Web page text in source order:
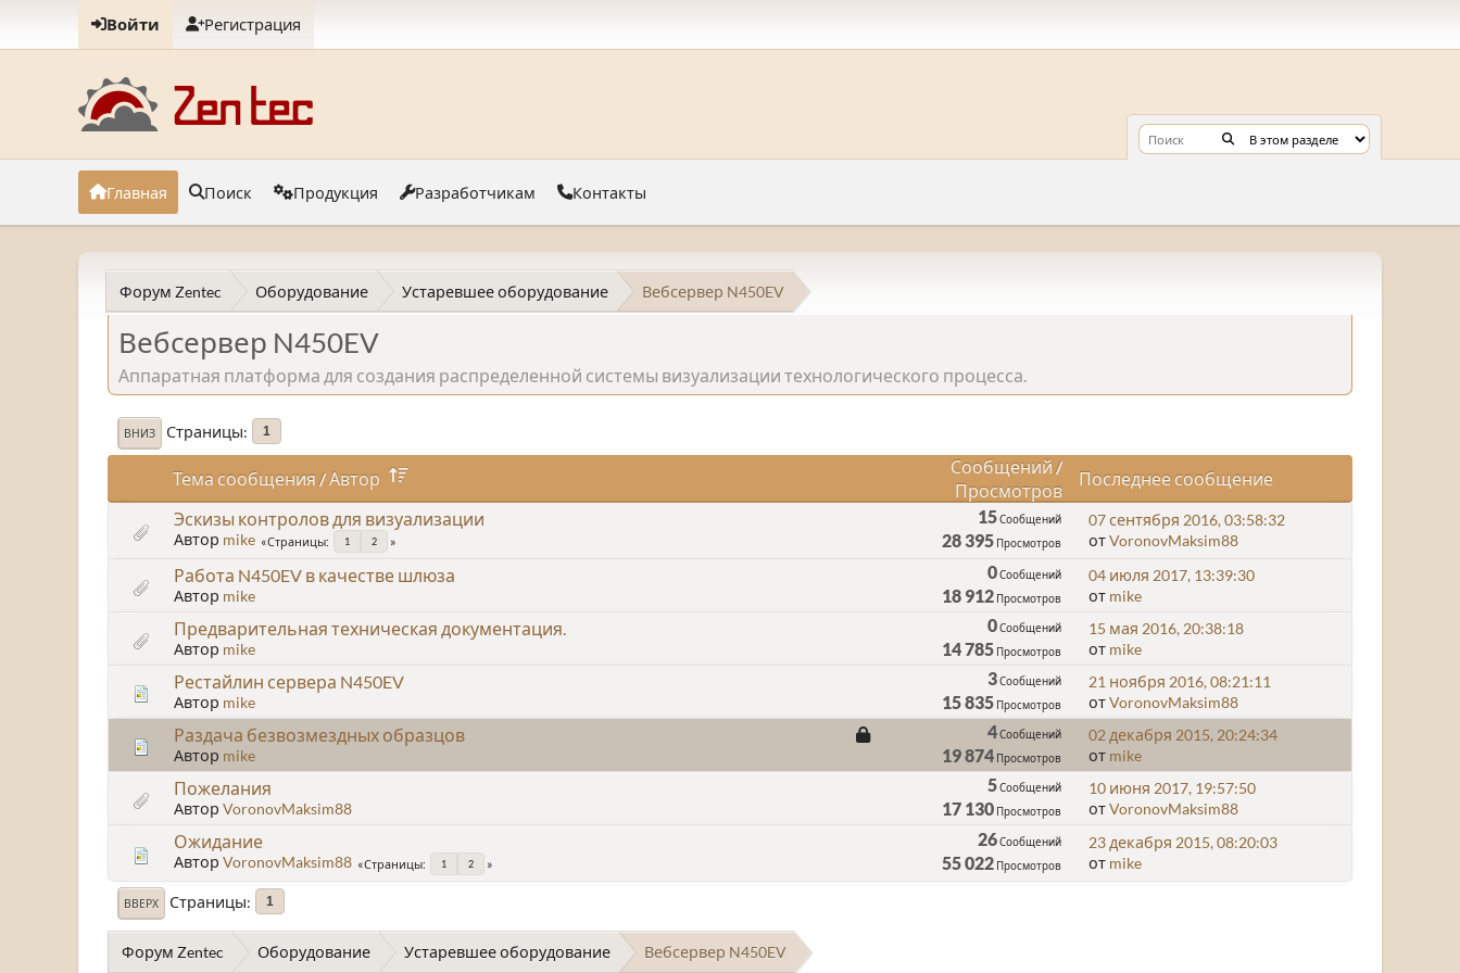
Войти Регистрация
Главная Поиск Продукция Разработчикам Контакты
Форум Zentec Оборудование Устаревшее оборудование Вебсервер N450EV
Вебсервер N450EV
Аппаратная платформа для создания распределенной системы визуализации технологического процесса.
ВНИЗ Страницы 1
Тема сообщения / Автор
Сообщений /
Просмотров
Последнее сообщение
Эскизы контролов для визуализации
Автор mike Страницы 1 2
15Сообщений
28 395 Просмотров
07 сентября 2016, 03:58:32
отVoronovMaksim88
Работа N450EV в качестве шлюза
Автор mike
0Сообщений
18 912 Просмотров
04 июля 2017, 13:39:30
от mike
Предварительная техническая документация.
Автор mike
0Сообщений
14 785 Просмотров
15 мая 2016, 20:38:18
от mike
Рестайлин сервера N450EV
Автор mike
3Сообщений
15 835 Просмотров
21 ноября 2016, 08:21:11
отVoronovMaksim88
Раздача безвозмездных образцов
Автор mike
4Сообщений
19 874 Просмотров
02 декабря 2015, 20:24:34
от mike
Пожелания
Автор VoronovMaksim88
5Сообщений
17 130 Просмотров
10 июня 2017, 19:57:50
отVoronovMaksim88
Ожидание
Автор VoronovMaksim88 Страницы 1 2
26Сообщений
55 022 Просмотров
23 декабря 2015, 08:20:03
от mike
ВВЕРХ Страницы 1
Форум Zentec Оборудование Устаревшее оборудование Вебсервер N450EV